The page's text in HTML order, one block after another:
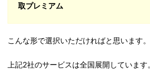
取プレミアム
こんな形で選択いただければと思います。
上記2社のサービスは全国展開しています。